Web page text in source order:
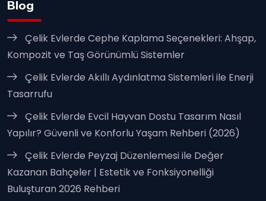
Blog
Çelik Evlerde Cephe Kaplama Seçenekleri: Ahşap,
Kompozit ve Taş Görünümlü Sistemler
Çelik Evlerde Akıllı Aydınlatma Sistemleri ile Enerji
Tasarrufu
Çelik Evlerde Evcil Hayvan Dostu Tasarım Nasıl
Yapılır? Güvenli ve Konforlu Yaşam Rehberi (2026)
Çelik Evlerde Peyzaj Düzenlemesi ile Değer
Kazanan Bahçeler | Estetik ve Fonksiyonelliği
Buluşturan 2026 Rehberi